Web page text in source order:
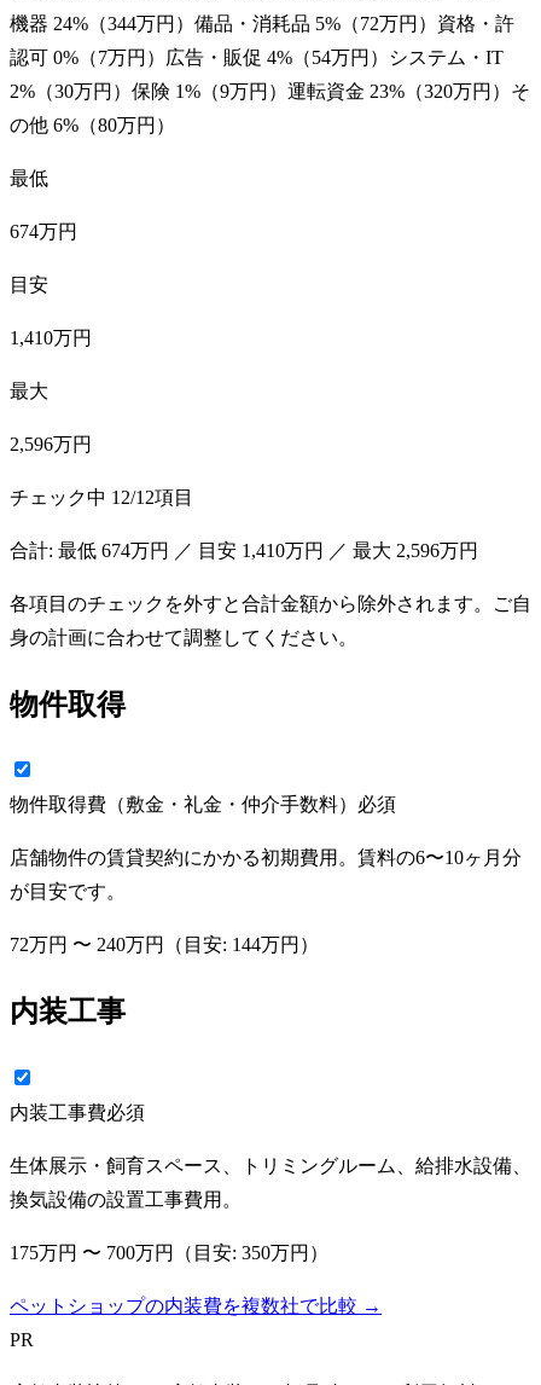
機器 24%（344万円 ） 備品・消耗品 5%（72万円 ） 資格・許
認可 0%（7万円 ） 広告・販促 4%（54万円 ）
システム・IT
2%（30万円 ） 保険 1%（9万円 ） 運転資金 23%（320万円 ） そ
の他 6%（80万円 ）
最低
674万円
目安
1,410万円
最大
2,596万円
チェック中 12/12項目
合計: 最低 674万円 ／ 目安 1,410万円 ／ 最大 2,596万円
各項目のチェックを外すと合計金額から除外されます。ご自
身の計画に合わせて調整してください。
物件取得
物件取得費（敷金・礼金・仲介手数料） 必須
店舗物件の賃貸契約にかかる初期費用。賃料の6〜10ヶ月分
が目安です。
72万円 〜 240万円 （目安: 144万円 ）
内装工事
内装工事費必須
生体展示・飼育スペース、トリミングルーム、給排水設備、
換気設備の設置工事費用。
175万円 〜 700万円 （目安: 350万円 ）
ペットショップの内装費を複数社で比較 →
PR